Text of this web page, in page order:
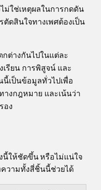
ม่ใช่เหตุผลในการกดดัน
ดสินใจทางเพศต้องเป็น
ต่างกันไปในแต่ละ
เรียน การพิสูจน์ และ
นี้เป็นข้อมูลทั่วไปเพื่อ
งกฎหมาย และเน้นว่า
อง
นี้ให้ชัดขึ้น หรือไม่แน่ใจ
วามทั้งสี่ชิ้นนี้ช่วยได้